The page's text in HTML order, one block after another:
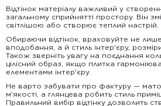
Відтінок матеріалу важливий у
загальному сприйнятті простору. Він
світлішою або створює теплий настрій.
Обираючи відтінок, враховуйте не лише
вподобання, а й стиль інтер'єру,
Також зверніть увагу на поєднання
цілісний образ, якщо плитка
елементами інтер'єру.
Не варто забувати про фактуру —
м'якості, а глянцева робить стиль
Правильний вибір відтінку дозволить